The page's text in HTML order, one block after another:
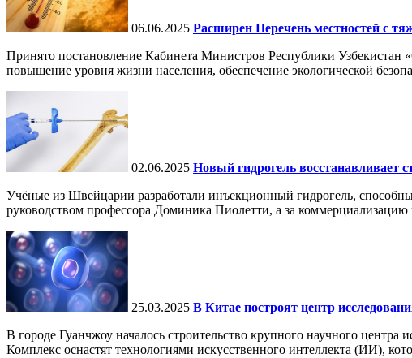
06.06.2025 Расширен Перечень местностей с
Принято постановление Кабинета Министров Республики
повышение уровня жизни населения, обеспечение экологической
02.06.2025 Новый гидрогель восстанавливает
Учёные из Швейцарии разработали инъекционный гидрогель,
руководством профессора Доминика Пиолетти, а за коммерциализацию
25.03.2025 В Китае построят центр
В городе Гуанчжоу началось строительство крупного научного центра
Комплекс оснастят технологиями искусственного интеллекта (ИИ),